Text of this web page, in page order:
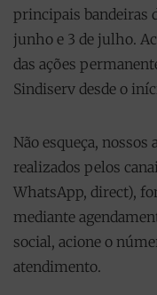
principais bandeiras
junho e 3 de julho.
das ações
Sindiserv desde o
Não esqueça,
realizados pelos
WhatsApp, direct),
mediante
social, acione o
atendimento.